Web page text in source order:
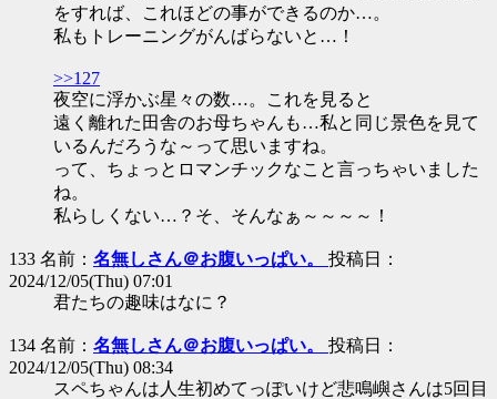
をすれば、これほどの事ができるのか…。
私もトレーニングがんばらないと…！
>>127
夜空に浮かぶ星々の数…。これを見ると
遠く離れた田舎のお母ちゃんも…私と同じ景色を見て
いるんだろうな～って思いますね。
って、ちょっとロマンチックなこと言っちゃいました
ね。
私らしくない…？そ、そんなぁ～～～～！
133 名前： 名無しさん＠お腹いっぱい。 投稿日：
2024/12/05(Thu) 07:01
君たちの趣味はなに？
134 名前： 名無しさん＠お腹いっぱい。 投稿日：
2024/12/05(Thu) 08:34
スペちゃんは人生初めてっぽいけど悲鳴嶼さんは5回目